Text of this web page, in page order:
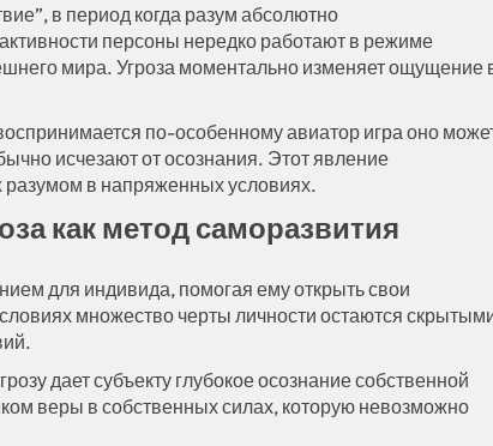
в период когда разум абсолютно
персоны нередко работают в режиме
мира. Угроза моментально изменяет ощущение
по-особенному авиатор игра оно
исчезают от осознания. Этот явление
разумом в напряженных условиях.
как метод саморазвития
для индивида, помогая ему открыть свои
множество черты личности остаются
дает субъекту глубокое осознание собственной
веры в собственных силах, которую невозможно